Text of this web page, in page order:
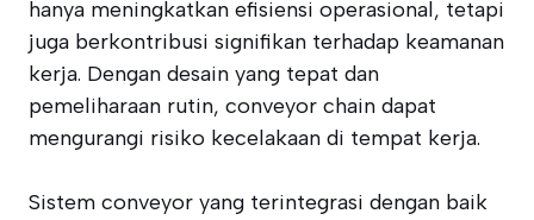
hanya meningkatkan efisiensi operasional, tetapi
juga berkontribusi signifikan terhadap keamanan
kerja. Dengan desain yang tepat dan
pemeliharaan rutin, conveyor chain dapat
mengurangi risiko kecelakaan di tempat kerja.
Sistem conveyor yang terintegrasi dengan baik